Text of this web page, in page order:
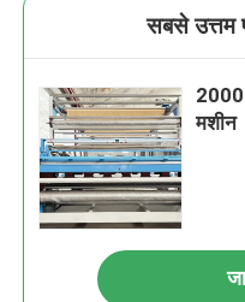
सबसे उत्तम
2000
मशीन